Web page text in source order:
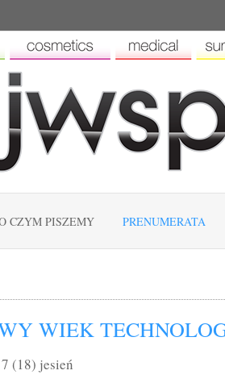
CZYM PISZEMY PRENUMERATA
WIEK
(18) jesień